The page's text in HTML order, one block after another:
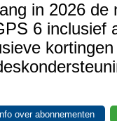
in 2026 de
6 inclusief
over abonnementen